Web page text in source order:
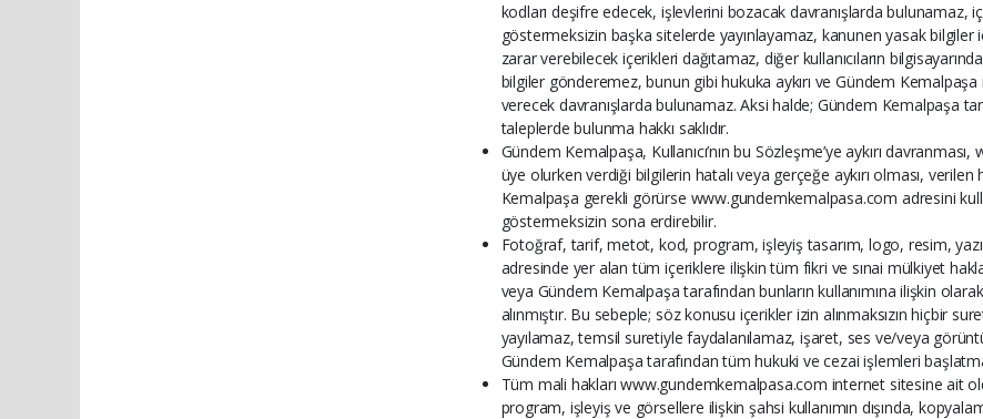
kodları deşifre edecek, işlevlerini bozacak davranışlarda bulunamaz,
göstermeksizin başka sitelerde yayınlayamaz, kanunen yasak bilgiler
zarar verebilecek içerikleri dağıtamaz, diğer kullanıcıların
bilgiler gönderemez, bunun gibi hukuka aykırı ve Gündem
verecek davranışlarda bulunamaz. Aksi halde; Gündem Kemalpaşa
taleplerde bulunma hakkı saklıdır.
Gündem Kemalpaşa, Kullanıcı’nın bu Sözleşme’ye aykırı
üye olurken verdiği bilgilerin hatalı veya gerçeğe aykırı olması,
Kemalpaşa gerekli görürse www.gundemkemalpasa.com adresini
göstermeksizin sona erdirebilir.
Fotoğraf, tarif, metot, kod, program, işleyiş tasarım, logo, resim,
adresinde yer alan tüm içeriklere ilişkin tüm fikri ve sınai mülkiyet
veya Gündem Kemalpaşa tarafından bunların kullanımına ilişkin
alınmıştır. Bu sebeple; söz konusu içerikler izin alınmaksızın hiçbir
yayılamaz, temsil suretiyle faydalanılamaz, işaret, ses ve/veya
Gündem Kemalpaşa tarafından tüm hukuki ve cezai işlemleri
Tüm mali hakları www.gundemkemalpasa.com internet sitesine ait
program, işleyiş ve görsellere ilişkin şahsi kullanımın dışında,